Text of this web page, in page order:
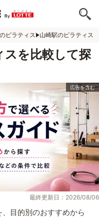
ピラティス 山崎駅のピラティス
スを比較して探
最終更新日：2026/08/06
目的別のおすすめから